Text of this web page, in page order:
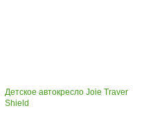
Детское автокресло Joie Traver
Shield